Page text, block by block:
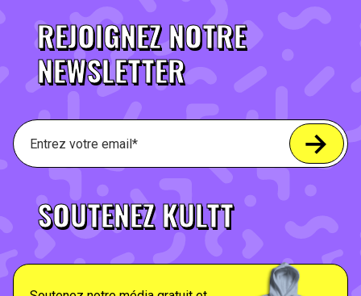
REJOIGNEZ NOTRE
NEWSLETTER
SOUTENEZ KULTT